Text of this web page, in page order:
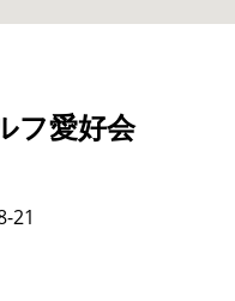
フ愛好会
21